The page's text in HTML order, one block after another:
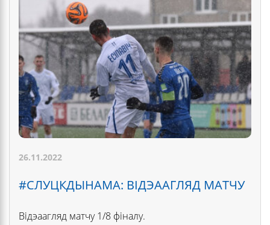
26.11.2022
#СЛУЦКДЫНАМА: ВІДЭААГЛЯД МАТЧУ
Відэаагляд матчу 1/8 фіналу.